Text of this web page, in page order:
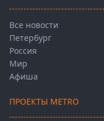
Все новости
Петербург
Россия
Мир
Афиша
ПРОЕКТЫ METRO